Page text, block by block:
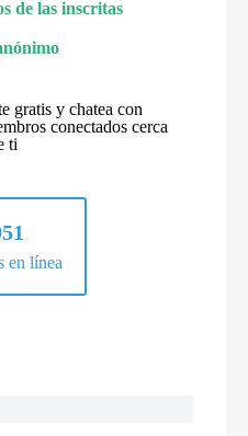
de las inscritas
gratis y chatea con
conectados cerca
ti
en línea